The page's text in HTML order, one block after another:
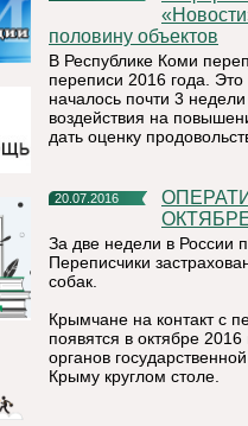
половину объектов
В Республике Коми
переписи 2016 года. Это
началось почти 3
воздействия на
дать оценку
20.07.2016
ОПЕРАТИВНЫЕ ИТОГИ ВСХП-2016 ПОДВЕДУТ В
За две недели в России
Переписчики
собак.
Крымчане на контакт с
появятся в октябре
органов
Крыму круглом столе.